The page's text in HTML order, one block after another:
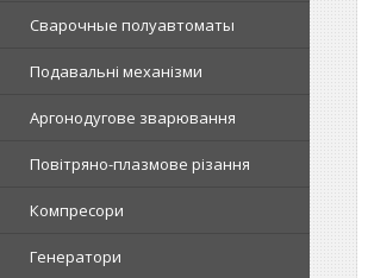
Сварочные полуавтоматы
Подавальні механізми
Аргонодугове зварювання
Повітряно-плазмове різання
Компресори
Генератори